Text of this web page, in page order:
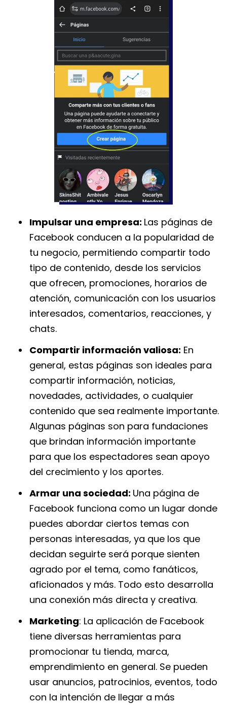
Impulsar una empresa: Las páginas de
Facebook conducen a la popularidad de
tu negocio, permitiendo compartir todo
tipo de contenido, desde los servicios
que ofrecen, promociones, horarios de
atención, comunicación con los usuarios
interesados, comentarios, reacciones, y
chats.
Compartir información valiosa: En
general, estas páginas son ideales para
compartir información, noticias,
novedades, actividades, o cualquier
contenido que sea realmente importante.
Algunas páginas son para fundaciones
que brindan información importante
para que los espectadores sean apoyo
del crecimiento y los aportes.
Armar una sociedad: Una página de
Facebook funciona como un lugar donde
puedes abordar ciertos temas con
personas interesadas, ya que los que
decidan seguirte será porque sienten
agrado por el tema, como fanáticos,
aficionados y más. Todo esto desarrolla
una conexión más directa y creativa.
Marketing: La aplicación de Facebook
tiene diversas herramientas para
promocionar tu tienda, marca,
emprendimiento en general. Se pueden
usar anuncios, patrocinios, eventos, todo
con la intención de llegar a más